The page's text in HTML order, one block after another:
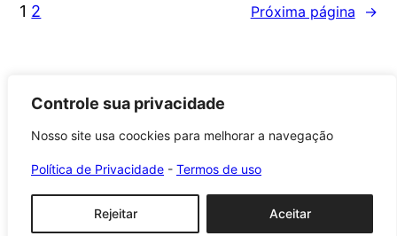
Controle sua privacidade
Nosso site usa coockies para melhorar a navegação
Política de Privacidade - Termos de uso
Rejeitar Aceitar
1 2 Próxima página →
Orgulhosamente feito comWordPress